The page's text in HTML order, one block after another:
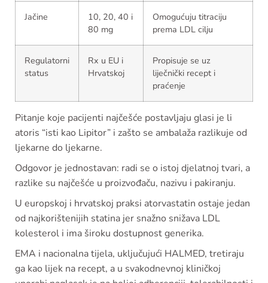
Jačine
10, 20, 40 i
80 mg
Omogućuju titraciju
prema LDL cilju
Regulatorni
status
Rx u EU i
Hrvatskoj
Propisuje se uz
liječnički recept i
praćenje
Pitanje koje pacijenti najčešće postavljaju glasi je li
atoris “isti kao Lipitor” i zašto se ambalaža razlikuje od
ljekarne do ljekarne.
Odgovor je jednostavan: radi se o istoj djelatnoj tvari, a
razlike su najčešće u proizvođaču, nazivu i pakiranju.
U europskoj i hrvatskoj praksi atorvastatin ostaje jedan
od najkorištenijih statina jer snažno snižava LDL
kolesterol i ima široku dostupnost generika.
EMA i nacionalna tijela, uključujući HALMED, tretiraju
ga kao lijek na recept, a u svakodnevnoj kliničkoj